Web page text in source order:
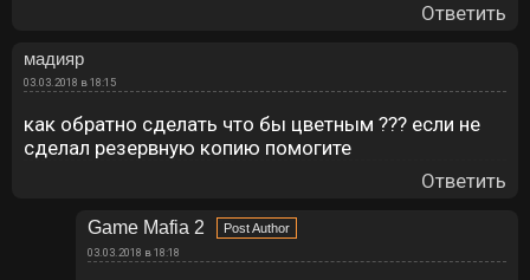
Ответить
мадияр
03.03.2018 в 18:15
как обратно сделать что бы цветным ??? если не
сделал резервную копию помогите
Ответить
Game Mafia 2
03.03.2018 в 18:18